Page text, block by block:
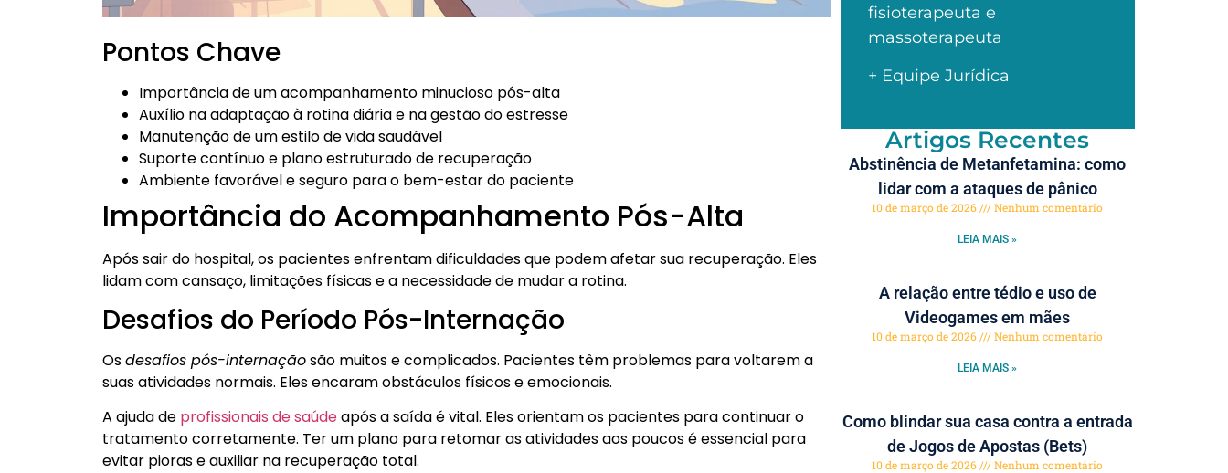
Pontos Chave
Importância de um acompanhamento minucioso pós-alta
Auxílio na adaptação à rotina diária e na gestão do estresse
Manutenção de um estilo de vida saudável
Suporte contínuo e plano estruturado de recuperação
Ambiente favorável e seguro para o bem-estar do paciente
Importância do Acompanhamento Pós-Alta
Após sair do hospital, os pacientes enfrentam dificuldades que podem afetar sua recuperação. Eles
lidam com cansaço, limitações físicas e a necessidade de mudar a rotina.
Desafios do Período Pós-Internação
Osdesafios pós-internaçãosão muitos e complicados. Pacientes têm problemas para voltarem a
suas atividades normais. Eles encaram obstáculos físicos e emocionais.
A ajuda de profissionais de saúdeapós a saída é vital. Eles orientam os pacientes para continuar o
tratamento corretamente. Ter um plano para retomar as atividades aos poucos é essencial para
evitar pioras e auxiliar na recuperação total.
fisioterapeuta e
massoterapeuta
+ Equipe Jurídica
Artigos Recentes
Abstinência de Metanfetamina: como
lidar com a ataques de pânico
10 de março de 2026 Nenhum comentário
LEIA MAIS »
A relação entre tédio e uso de
Videogames em mães
10 de março de 2026 Nenhum comentário
LEIA MAIS »
Como blindar sua casa contra a entrada
de Jogos de Apostas (Bets)
10 de março de 2026 Nenhum comentário